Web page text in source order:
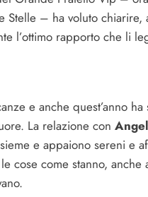
– ha voluto chiarire,
l’ottimo rapporto che li
e anche quest’anno
La relazione con
e appaiono sereni e
cose come stanno, anche